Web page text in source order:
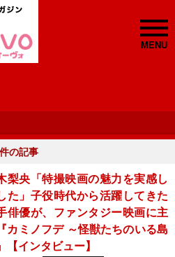
MENU
件の記事
梨央「特撮映画の魅力を実感し
た」子役時代から活躍してきた
俳優が、ファンタジー映画に主
カミノフデ ～怪獣たちのいる島
【インタビュー】